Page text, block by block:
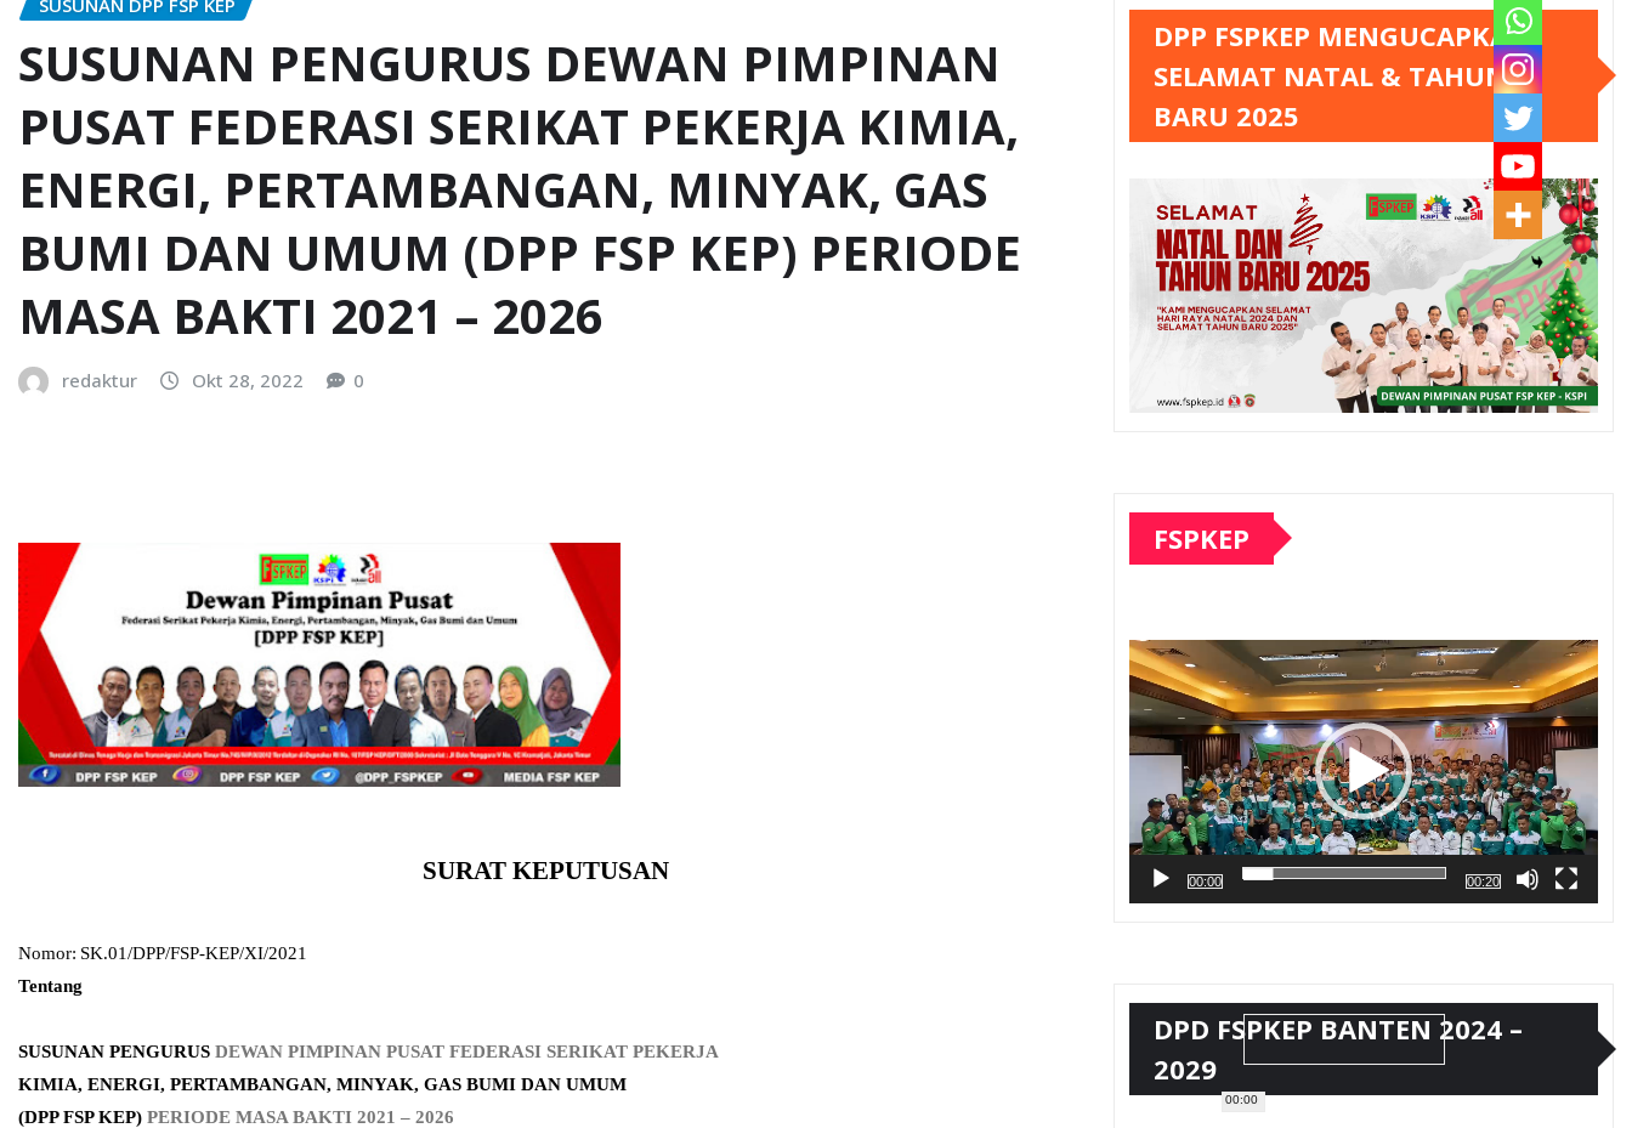
SUSUNAN PENGURUS DEWAN PIMPINAN
PUSAT FEDERASI SERIKAT PEKERJA KIMIA,
ENERGI, PERTAMBANGAN, MINYAK, GAS
BUMI DAN UMUM (DPP FSP KEP) PERIODE
MASA BAKTI 2021 – 2026
redaktur Okt 28, 2022 0
SURAT KEPUTUSAN
Nomor: SK.01/DPP/FSP-KEP/XI/2021
Tentang
SUSUNAN PENGURUS DEWAN PIMPINAN PUSAT FEDERASI SERIKAT PEKERJA
KIMIA, ENERGI, PERTAMBANGAN, MINYAK, GAS BUMI DAN UMUM
(DPP FSP KEP) PERIODE MASA BAKTI 2021 – 2026
DPP FSPKEP MENGUCAPKAN
SELAMAT NATAL & TAHUN
BARU 2025
FSPKEP
Video
00:00
00:00
00:20
DPD FSPKEP BANTEN 2024 –
2029